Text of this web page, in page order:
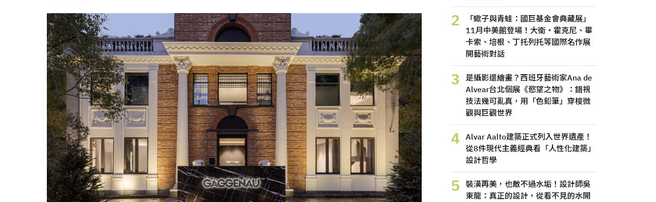
2
「蠍子與青蛙：國巨基金會典藏展」
11月中美館登場！大衛・霍克尼、畢
卡索、培根、丁托列托等國際名作展
開藝術對話
3
是攝影還繪畫？西班牙藝術家Ana de
Alvear台北個展《慾望之物》：錯視
技法幾可亂真，用「色鉛筆」穿梭微
觀與巨觀世界
4
Alvar Aalto建築正式列入世界遺產！
從8件現代主義經典看「人性化建築」
設計哲學
5
裝潢再美，也敵不過水垢！設計師吳
東龍：真正的設計，從看不見的水開